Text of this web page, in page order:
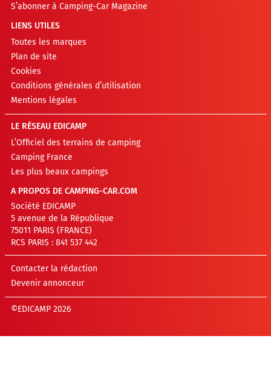
S’abonner à Camping-Car Magazine
LIENS UTILES
Toutes les marques
Plan de site
Cookies
Conditions générales d’utilisation
Mentions légales
LE RÉSEAU EDICAMP
L’Officiel des terrains de camping
Camping France
Les plus beaux campings
A PROPOS DE CAMPING-CAR.COM
Société EDICAMP
5 avenue de la République
75011 PARIS (FRANCE)
RCS PARIS : 841 537 442
Contacter la rédaction
Devenir annonceur
©EDICAMP 2026